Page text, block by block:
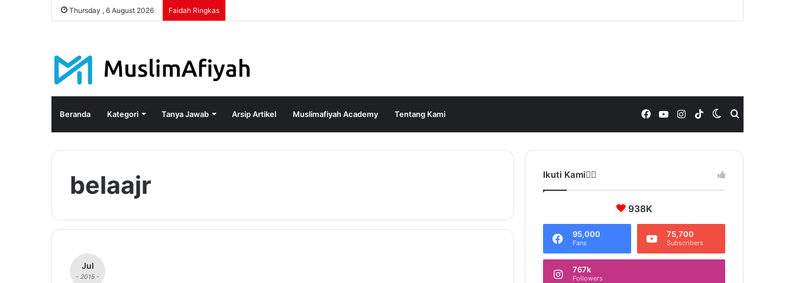
Thursday , 6 August 2026 Faidah Ringkas
Beranda Kategori Tanya Jawab Arsip Artikel Muslimafiyah Academy Tentang Kami Switch
skin
TikTok
Instagram
YouTube
Facebook
belaajr
Jul
- 2015 -
Ikuti Kami❤️‍🔥
938K
95,000
Fans
75,700
Subscribers
767k
Followers